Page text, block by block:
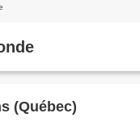
(Québec)